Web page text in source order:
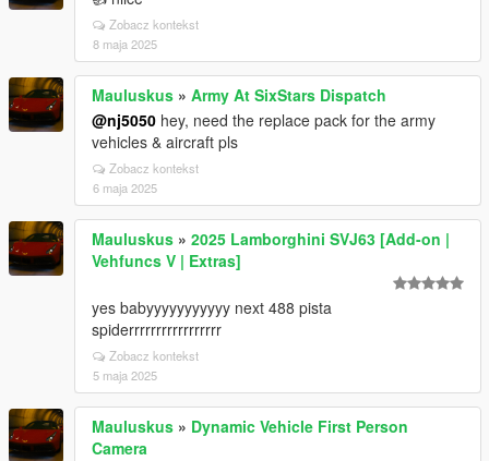
Zobacz kontekst
8 maja 2025
Mauluskus » Army At SixStars Dispatch
@nj5050 hey, need the replace pack for the army
vehicles & aircraft pls
Zobacz kontekst
6 maja 2025
Mauluskus » 2025 Lamborghini SVJ63 [Add-on |
Vehfuncs V | Extras]
yes babyyyyyyyyyyy next 488 pista
spiderrrrrrrrrrrrrrrrr
Zobacz kontekst
5 maja 2025
Mauluskus » Dynamic Vehicle First Person
Camera